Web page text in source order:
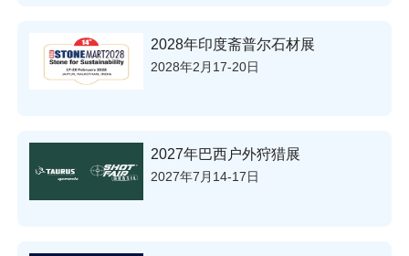
2028年印度斋普尔石材展
2028年2月17-20日
2027年巴西户外狩猎展
2027年7月14-17日